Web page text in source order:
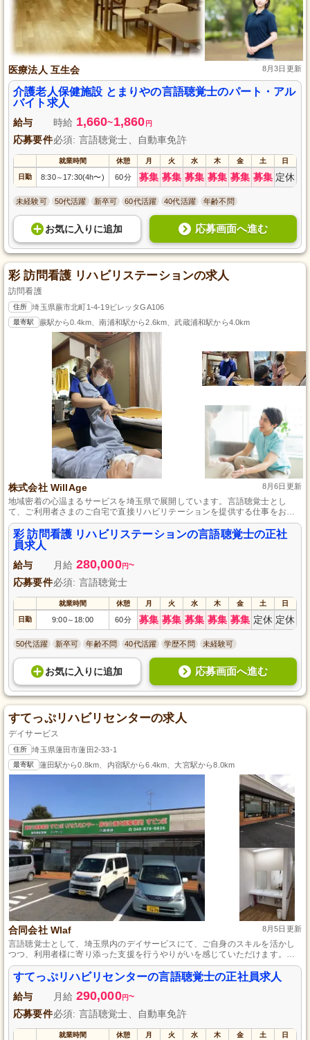
医療法人 互生会 8月3日更新
介護老人保健施設 とまりやの言語聴覚士のパート・アル
バイト求人
給与 時給 1,660~1,860 円
応募要件必須: 言語聴覚士、自動車免許
就業時間 休憩 月 火 水 木 金 土 日
日勤 8:30～ 17:30(4h〜) 60分 募集 募集 募集 募集 募集 募集 定休
未経験可 50代活躍 新卒可 60代活躍 40代活躍 年齢不問
お気に入り に追加 応募画面へ進む
彩 訪問看護 リハビリステーションの求人
訪問看護
住所 埼玉県蕨市北町1-4-19ビレッタGA106
最寄駅 蕨駅から0.4km、南浦和駅から2.6km、武蔵浦和駅から4.0km
株式会社 WillAge 8月6日更新
地域密着の心温まるサービスを埼玉県で展開しています。言語聴覚士とし
て、ご利用者さまのご自宅で直接リハビリテーションを提供する仕事をお任
せします。資格さえあれば未経験でも始められ、正社員として安定した収入
と賞与の支給があります。また、人生の大切な時期に寄り添う特別休暇制度
も整っており、働きやすい環境を整えています。
彩 訪問看護 リハビリステーションの言語聴覚士の正社
員求人
給与 月給 280,000円~
応募要件必須: 言語聴覚士
就業時間 休憩 月 火 水 木 金 土 日
日勤 9:00～ 18:00 60分 募集 募集 募集 募集 募集 定休 定休
50代活躍 新卒可 年齢不問 40代活躍 学歴不問 未経験可
お気に入り に追加 応募画面へ進む
すてっぷリハビリセンターの求人
デイサービス
住所 埼玉県蓮田市蓮田2-33-1
最寄駅 蓮田駅から0.8km、内宿駅から6.4km、大宮駅から8.0km
合同会社 Wlaf 8月5日更新
言語聴覚士として、埼玉県内のデイサービスにて、ご自身のスキルを活かし
つつ、利用者様に寄り添った支援を行うやりがいを感じていただけます。未
経験者でも安心して始められる充実した教育体制を整え、プロフェッショナ
ルへと成長することを全力でサポートしています。仕事とプライベートの両
立も重視しており、スタッフ一人ひとりが満足できる環境でのお仕事をお約
束します。
すてっぷリハビリセンターの言語聴覚士の正社員求人
給与 月給 290,000円~
応募要件必須: 言語聴覚士、自動車免許
就業時間 休憩 月 火 水 木 金 土 日